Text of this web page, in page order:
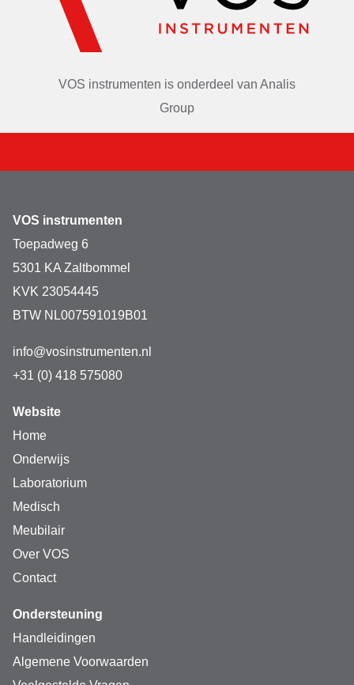
Aerosoldicht 1) voor veilig centrifugeren van gevaarlijke
Geanodiseerd aluminium voor hoge chemische
45° boorgathoek minimaliseert vegen van pellets
VOS instrumenten is onderdeel van Analis
Group
VOS instrumenten
Toepadweg 6
5301 KA Zaltbommel
KVK 23054445
BTW NL007591019B01
info@vosinstrumenten.nl
+31 (0) 418 575080
Website
Home
Onderwijs
Laboratorium
Medisch
Meubilair
Over VOS
Contact
Ondersteuning
Handleidingen
Algemene Voorwaarden